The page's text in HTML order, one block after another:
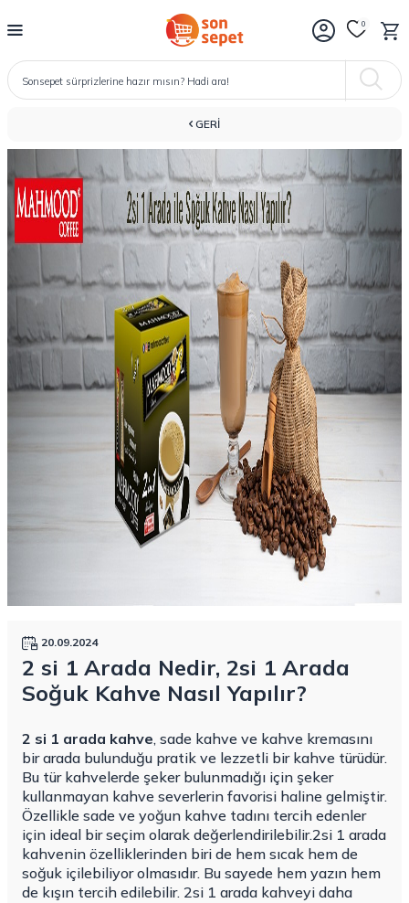
0
GERI
20.09.2024
2 si 1 Arada Nedir, 2si 1 Arada
Soğuk Kahve Nasıl Yapılır?
2 si 1 arada kahve, sade kahve ve kahve kremasını
bir arada bulunduğu pratik ve lezzetli bir kahve türüdür.
Bu tür kahvelerde şeker bulunmadığı için şeker
kullanmayan kahve severlerin favorisi haline gelmiştir.
Özellikle sade ve yoğun kahve tadını tercih edenler
için ideal bir seçim olarak değerlendirilebilir.2si 1 arada
kahvenin özelliklerinden biri de hem sıcak hem de
soğuk içilebiliyor olmasıdır. Bu sayede hem yazın hem
de kışın tercih edilebilir. 2si 1 arada kahveyi daha